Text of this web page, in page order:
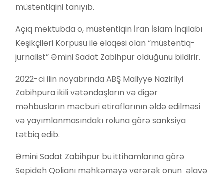
müstəntiqini tanıyıb.
Açıq məktubda o, müstəntiqin İran İslam İnqilabı
Keşikçiləri Korpusu ilə əlaqəsi olan “müstəntiq-
jurnalist” Əmini Sadat Zabihpur olduğunu bildirir.
2022-ci ilin noyabrında ABŞ Maliyyə Nazirliyi
Zabihpura ikili vətəndaşların və digər
məhbusların məcburi etiraflarının əldə edilməsi
və yayımlanmasındakı roluna görə sanksiya
tətbiq edib.
Əmini Sadat Zabihpur bu ittihamlarına görə
Sepideh Qolianı məhkəməyə verərək onun əlavə